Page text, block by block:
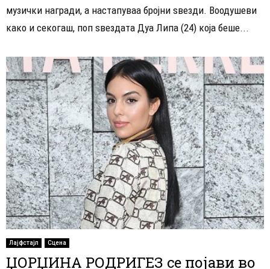
музички награди, а настапуваа бројни ѕвезди. Воодушеви
како и секогаш, поп ѕвездата Дуа Липа (24) која беше...
Лајфстајл Сцена
ЏОРЏИНА РОДРИГЕЗ се појави во